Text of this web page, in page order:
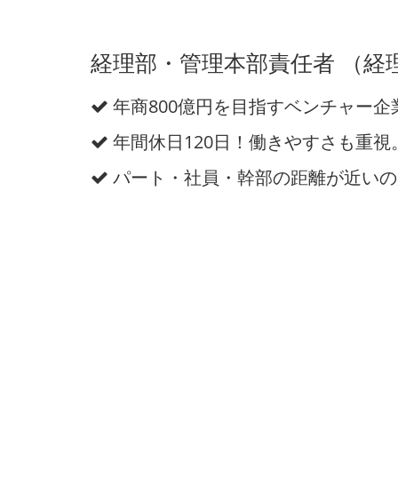
経理部・管理本部責任者 （
年商800億円を目指すベンチャー企
年間休日120日！働きやすさも重視
パート・社員・幹部の距離が近い